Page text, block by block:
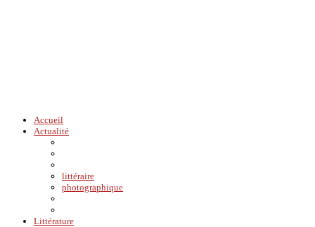
Accueil
Actualité
littéraire
photographique
Littérature